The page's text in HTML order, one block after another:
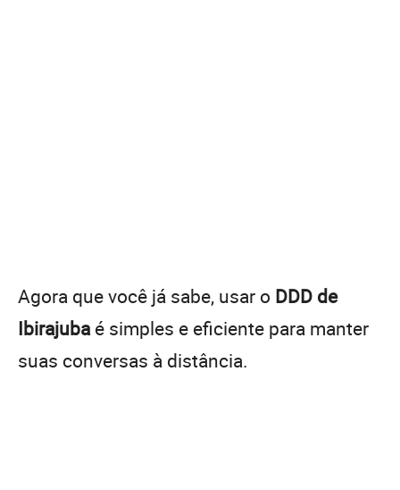
Agora que você já sabe, usar o DDD de
Ibirajuba é simples e eficiente para manter
suas conversas à distância.